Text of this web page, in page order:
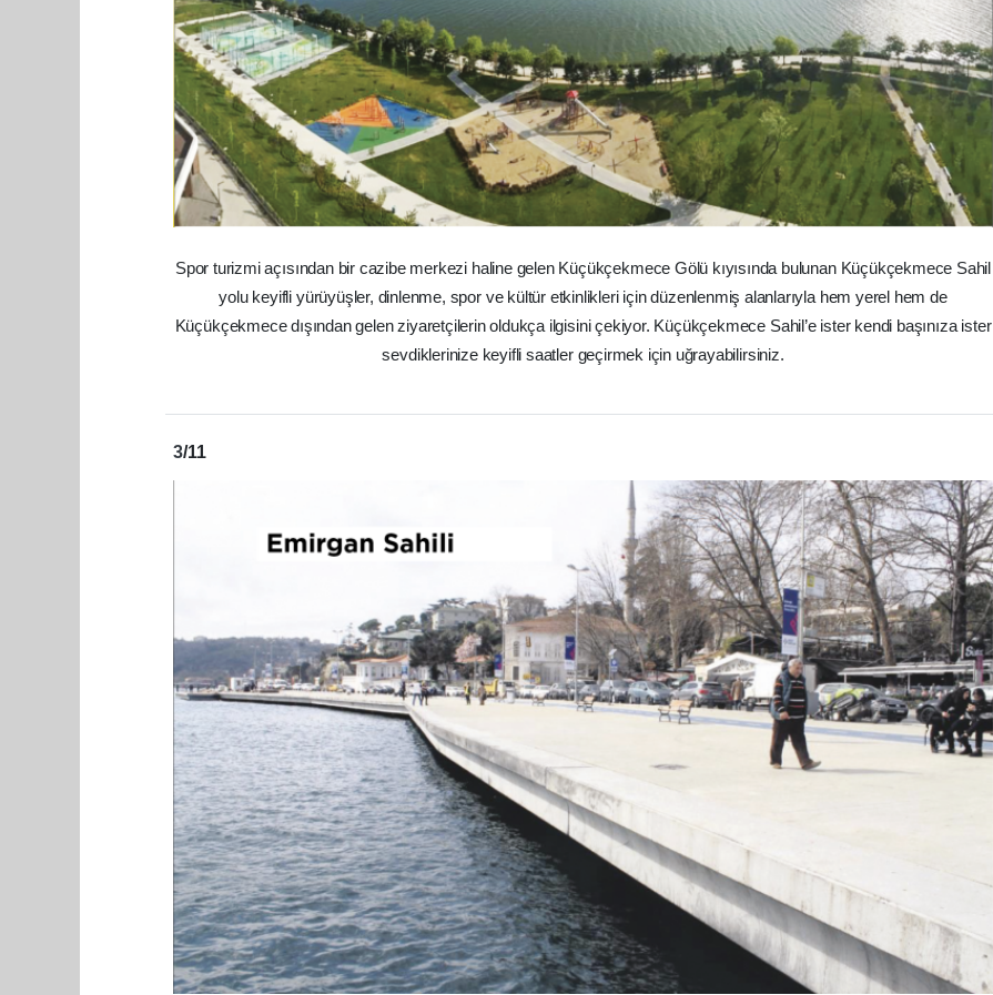
Spor turizmi açısından bir cazibe merkezi haline gelen Küçükçekmece Gölü kıyısında bulunan Küçükçekmece Sahil
yolu keyifli yürüyüşler, dinlenme, spor ve kültür etkinlikleri için düzenlenmiş alanlarıyla hem yerel hem de
Küçükçekmece dışından gelen ziyaretçilerin oldukça ilgisini çekiyor. Küçükçekmece Sahil’e ister kendi başınıza ister
sevdiklerinize keyifli saatler geçirmek için uğrayabilirsiniz.
3/11